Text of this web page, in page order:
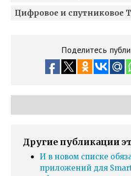
Цифровое и спутниковое
Поделитесь
Другие публикации
И в новом списке
приложений для